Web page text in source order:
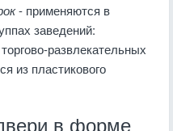
- применяются в
заведений:
развлекательных
из пластикового
в форме